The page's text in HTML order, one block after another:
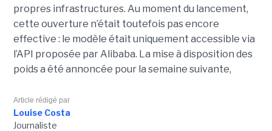
propres infrastructures. Au moment du lancement,
cette ouverture n’était toutefois pas encore
effective : le modèle était uniquement accessible via
l’API proposée par Alibaba. La mise à disposition des
poids a été annoncée pour la semaine suivante,
Article rédigé par
Louise Costa
Journaliste